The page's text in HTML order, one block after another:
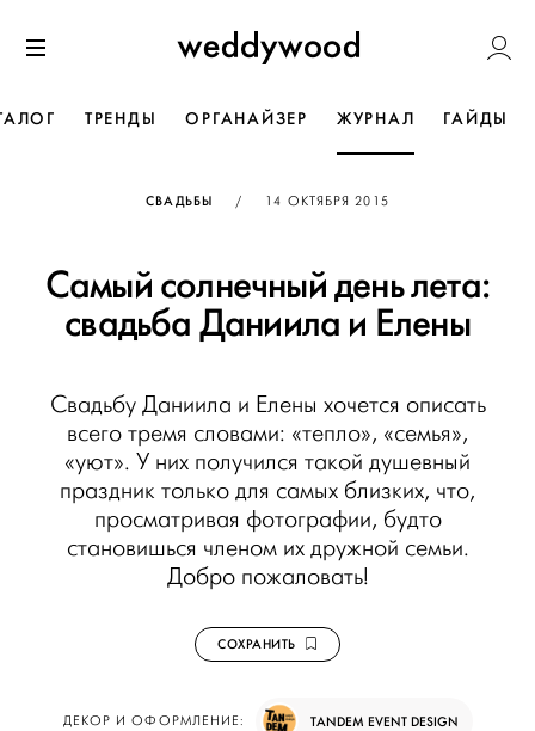
к содержанию
Weddywood
ТРЕНДЫ ОРГАНАЙЗЕР ЖУРНАЛ ГАЙДЫ
СВАДЬБЫ / ОПУБЛИКОВАНО
14 ОКТЯБРЯ 2015
Самый солнечный день лета:
свадьба Даниила и Елены
Свадьбу Даниила и Елены хочется описать
всего тремя словами: «тепло», «семья»,
«уют». У них получился такой душевный
праздник только для самых близких, что,
просматривая фотографии, будто
становишься членом их дружной семьи.
Добро пожаловать!
СОХРАНИТЬ
ДЕКОР И ОФОРМЛЕНИЕ: TANDEM EVENT DESIGN